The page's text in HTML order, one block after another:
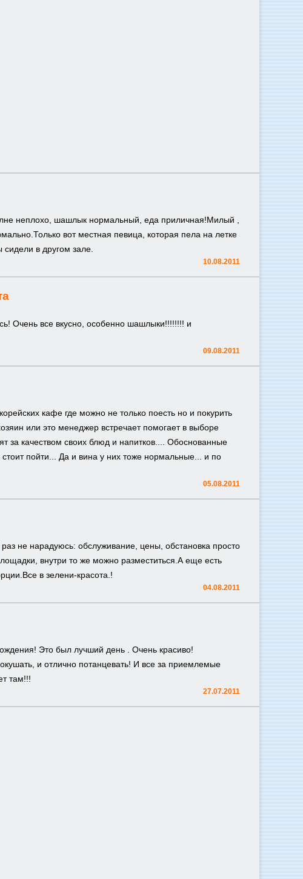
неплохо, шашлык нормальный, еда приличная!Милый ,
вот местная певица, которая пела на летке
в другом зале.
10.08.2011
Очень все вкусно, особенно шашлыки!!!!!!!! и
09.08.2011
кафе где можно не только поесть но и покурить
или это менеджер встречает помогает в выборе
за качеством своих блюд и напитков.... Обоснованные
пойти... Да и вина у них тоже нормальные... и по
05.08.2011
не нарадуюсь: обслуживание, цены, обстановка просто
внутри то же можно разместиться.А еще есть
в зелени-красота.!
04.08.2011
Это был лучший день . Очень красиво!
и отлично потанцевать! И все за приемлемые
там!!!
27.07.2011